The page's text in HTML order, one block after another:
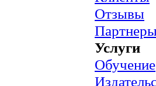
Отзывы
Услуги
Обучение